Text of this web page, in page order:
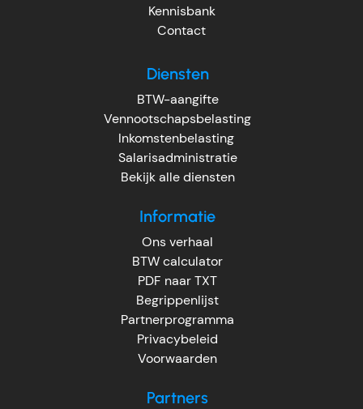
Kennisbank
Contact
Diensten
BTW-aangifte
Vennootschapsbelasting
Inkomstenbelasting
Salarisadministratie
Bekijk alle diensten
Informatie
Ons verhaal
BTW calculator
PDF naar TXT
Begrippenlijst
Partnerprogramma
Privacybeleid
Voorwaarden
Partners